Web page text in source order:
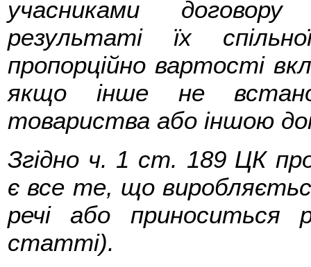
учасниками
результаті їх
пропорційно вартості
якщо інше не
товариства або іншою
Згідно ч. 1 ст. 189 ЦК
є все те, що
речі або приноситься
статті).